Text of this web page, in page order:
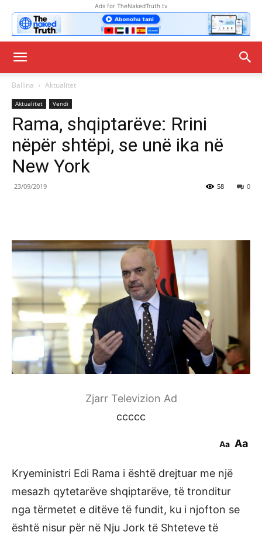
Ads for TheNakedTruth.tv
Ballina Aktualitet
Aktualitet Vendi
Rama, shqiptarëve: Rrini
nëpër shtëpi, se unë ika në
New York
23/09/2019 0
58
Zjarr Televizion Ad
ccccc
Aa Aa
Kryeministri Edi Rama i është drejtuar me një
mesazh qytetarëve shqiptarëve, të tronditur
nga tërmetet e ditëve të fundit, ku i njofton se
është nisur për në Nju Jork të Shteteve të